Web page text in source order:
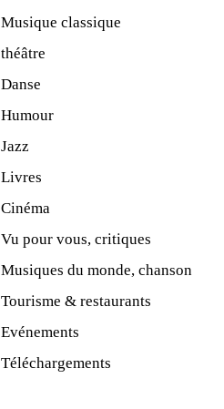
Musique classique
théâtre
Danse
Humour
Jazz
Livres
Cinéma
Vu pour vous, critiques
Musiques du monde, chanson
Tourisme & restaurants
Evénements
Téléchargements